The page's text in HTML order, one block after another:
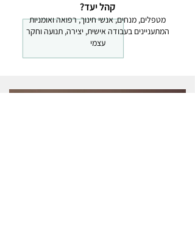
קהל יעד?
מטפלים, מנחים, אנשי חינוך, רפואה ואומניות
המתעניינים בעבודה אישית, יצירה, תנועה וחקר
עצמי